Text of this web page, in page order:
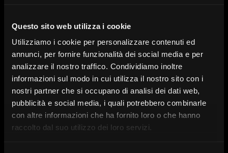
Questo sito web utilizza i cookie
Utilizziamo i cookie per personalizzare contenuti ed
annunci, per fornire funzionalità dei social media e per
analizzare il nostro traffico. Condividiamo inoltre
informazioni sul modo in cui utilizza il nostro sito con i
nostri partner che si occupano di analisi dei dati web,
pubblicità e social media, i quali potrebbero combinarle
con altre informazioni che ha fornito loro o che hanno
raccolto dal suo utilizzo dei loro servizi.
rapidi, nuovi prodotti o addirittura nuovi settori
economici, prima inesistenti.
Con l’intervento di:
Paola Pallotta, Vincenzo Palermo
A cura di:Capital Group
Serie:SdR21
Data:
16 Settembre | 09:15